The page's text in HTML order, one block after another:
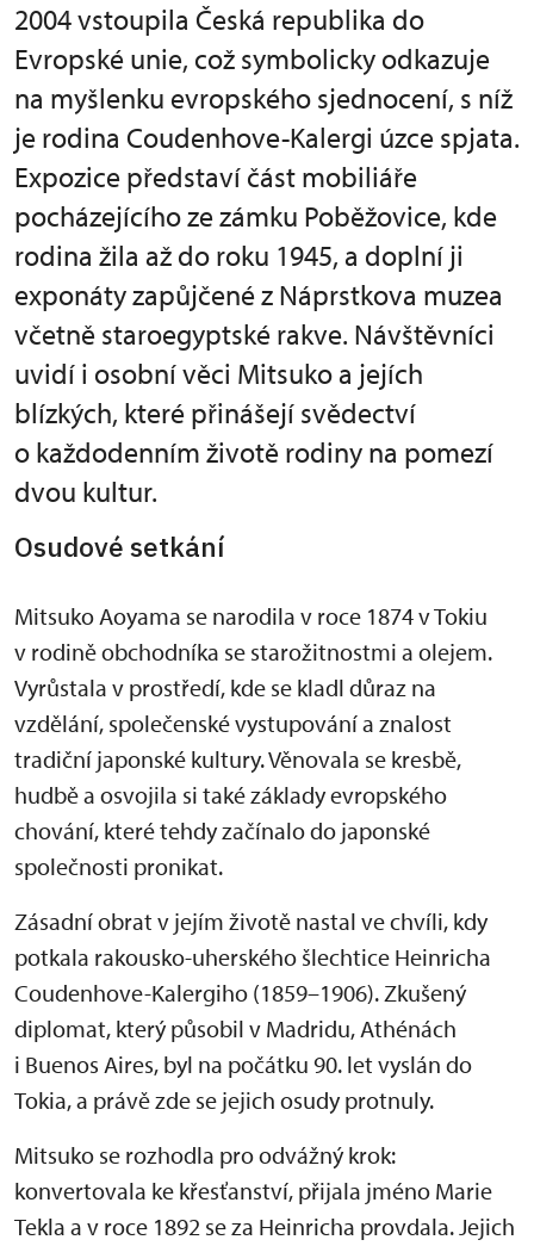
2004 vstoupila Česká republika do
Evropské unie, což symbolicky odkazuje
na myšlenku evropského sjednocení, s níž
je rodina Coudenhove-Kalergi úzce spjata.
Expozice představí část mobiliáře
pocházejícího ze zámku Poběžovice, kde
rodina žila až do roku 1945, a doplní ji
exponáty zapůjčené z Náprstkova muzea
včetně staroegyptské rakve. Návštěvníci
uvidí i osobní věci Mitsuko a jejích
blízkých, které přinášejí svědectví
o každodenním životě rodiny na pomezí
dvou kultur.
Osudové setkání
Mitsuko Aoyama se narodila v roce 1874 v Tokiu
v rodině obchodníka se starožitnostmi a olejem.
Vyrůstala v prostředí, kde se kladl důraz na
vzdělání, společenské vystupování a znalost
tradiční japonské kultury. Věnovala se kresbě,
hudbě a osvojila si také základy evropského
chování, které tehdy začínalo do japonské
společnosti pronikat.
Zásadní obrat v jejím životě nastal ve chvíli, kdy
potkala rakousko-uherského šlechtice Heinricha
Coudenhove-Kalergiho (1859–1906). Zkušený
diplomat, který působil v Madridu, Athénách
i Buenos Aires, byl na počátku 90. let vyslán do
Tokia, a právě zde se jejich osudy protnuly.
Mitsuko se rozhodla pro odvážný krok:
konvertovala ke křesťanství, přijala jméno Marie
Tekla a v roce 1892 se za Heinricha provdala. Jejich